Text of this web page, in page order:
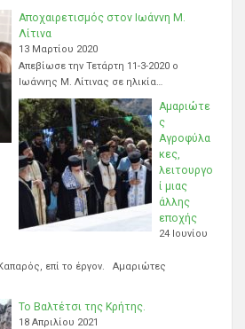
Αποχαιρετισμός στον Ιωάννη Μ.
Λίτινα
13 Μαρτίου 2020
Απεβίωσε την Τετάρτη 11-3-2020 ο
Ιωάννης Μ. Λίτινας σε ηλικία…
Αμαριώτε
ς
Αγροφύλα
κες,
λειτουργο
ί μιας
άλλης
εποχής
24 Ιουνίου
επί το έργον. Αμαριώτες
Το Βαλτέτσι της Κρήτης.
18 Απριλίου 2021